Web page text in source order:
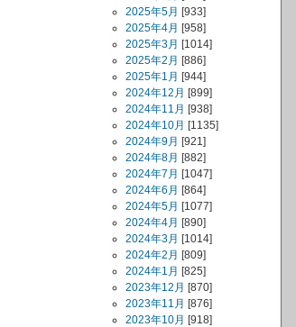
2025年5月 [933]
2025年4月 [958]
2025年3月 [1014]
2025年2月 [886]
2025年1月 [944]
2024年12月 [899]
2024年11月 [938]
2024年10月 [1135]
2024年9月 [921]
2024年8月 [882]
2024年7月 [1047]
2024年6月 [864]
2024年5月 [1077]
2024年4月 [890]
2024年3月 [1014]
2024年2月 [809]
2024年1月 [825]
2023年12月 [870]
2023年11月 [876]
2023年10月 [918]